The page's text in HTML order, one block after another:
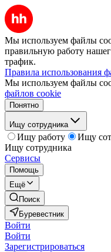
Мы используем файлы
правильную работу
трафик.
Правила использования
Мы используем файлы
файлов cookie
Понятно
Ищу сотрудника
Ищу работу
Ищу
Ищу сотрудника
Сервисы
Помощь
Ещё
Поиск
Буревестник
Войти
Войти
Зарегистрироваться